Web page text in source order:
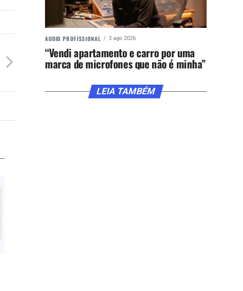
AUDIO PROFISSIONAL 3 ago 2026
“Vendi apartamento e carro por uma
marca de microfones que não é minha”
LEIA TAMBÉM